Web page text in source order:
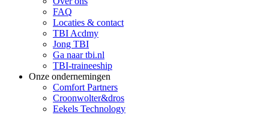
FAQ
Locaties & contact
TBI Acdmy
Jong TBI
Ga naar tbi.nl
TBI-traineeship
Onze ondernemingen
Comfort Partners
Croonwolter&dros
Eekels Technology